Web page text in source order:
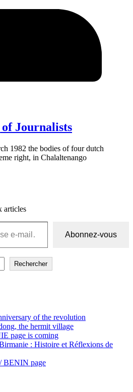
Journalists
1982 the bodies of four dutch
right, in Chalaltenango
articles
Abonnez-vous
Rechercher
of the revolution
the hermit village
page is coming
: Histoire et Réflexions de
page